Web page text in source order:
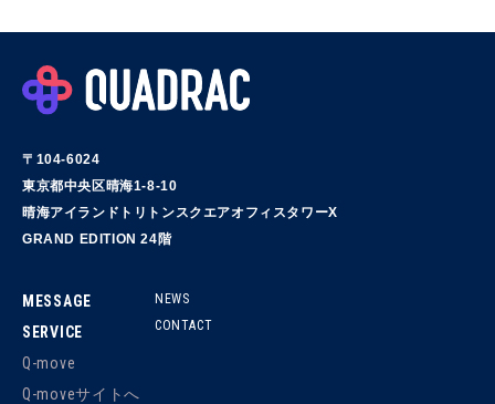
〒104-6024
東京都中央区晴海1-8-10
晴海アイランドトリトンスクエアオフィスタワーX
GRAND EDITION 24階
MESSAGE
SERVICE
Q-move
Q-moveサイトへ
NEWS
CONTACT